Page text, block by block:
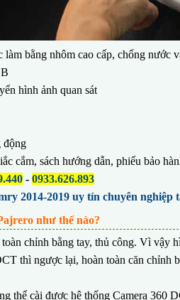
bằng nhôm cao cấp, chống nước
hình ảnh quan sát
động
cắm, sách hướng dẫn, phiếu bảo
-0933.626.893
2014-2019 uy tín chuyên nghiệp
như thế nào?
chỉnh bằng tay, thủ công. Vì vậy
thì ngược lại, hoàn toàn căn chỉnh
thể cài được hệ thống Camera 360